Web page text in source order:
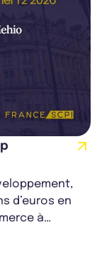
d’euros en
à